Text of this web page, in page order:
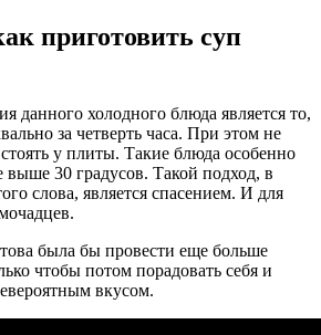
приготовить суп
данного холодного блюда является то,
за четверть часа. При этом не
у плиты. Такие блюда особенно
выше 30 градусов. Такой подход, в
слова, является спасением. И для
была бы провести еще больше
чтобы потом порадовать себя и
вкусом.